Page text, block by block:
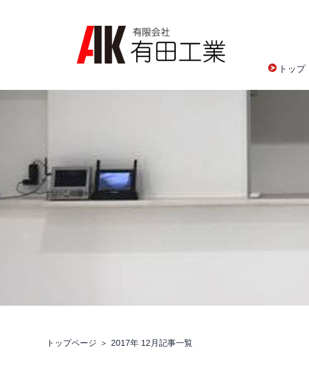
トップ
トップページ 2017年 12月記事一覧